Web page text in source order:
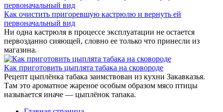
Как очистить пригоревшую кастрюлю и вернуть ей
первоначальный вид
Ни одна кастрюля в процессе эксплуатации не остается
первозданно сияющей, словно ее только что принесли из
магазина.
Как приготовить цыплята табака на сковороде
Рецепт цыплёнка табака заимствован из кухни Закавказья.
Там это ароматное жареное особым образом мясо птицы
называется иначе — цыплёнок тапака.